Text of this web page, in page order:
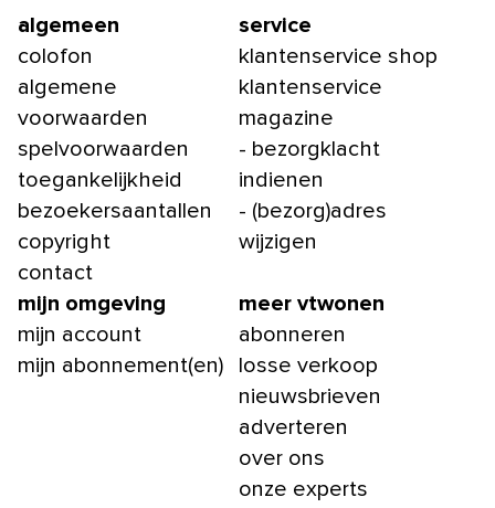
algemeen
colofon
algemene
voorwaarden
spelvoorwaarden
toegankelijkheid
bezoekersaantallen
copyright
contact
service
klantenservice shop
klantenservice
magazine
- bezorgklacht
indienen
- (bezorg)adres
wijzigen
mijn omgeving
mijn account
mijn abonnement(en)
meer vtwonen
abonneren
losse verkoop
nieuwsbrieven
adverteren
over ons
onze experts